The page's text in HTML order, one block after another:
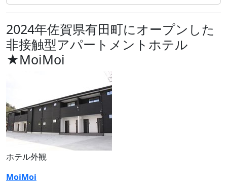
2024年佐賀県有田町にオープンした
非接触型アパートメントホテル
★MoiMoi
ホテル外観
MoiMoi